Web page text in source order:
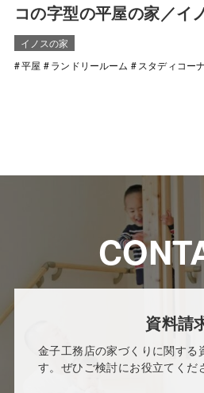
コの字型の平屋の家／イ
イノスの家
平屋
ランドリールーム スタディコー
資料請
金子工務店の家づくりに関する
す。ぜひご検討にお役立てくだ